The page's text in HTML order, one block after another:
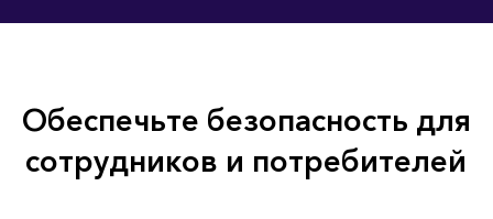
Обеспечьте безопасность для
сотрудников и потребителей